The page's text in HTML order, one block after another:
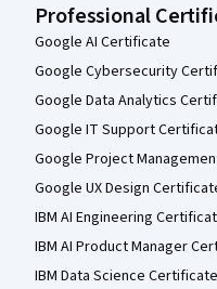
Professional
Google AI Certificate
Google Cybersecurity
Google Data Analytics
Google IT Support
Google Project
Google UX Design
IBM AI Engineering
IBM AI Product Manager
IBM Data Science Certificate